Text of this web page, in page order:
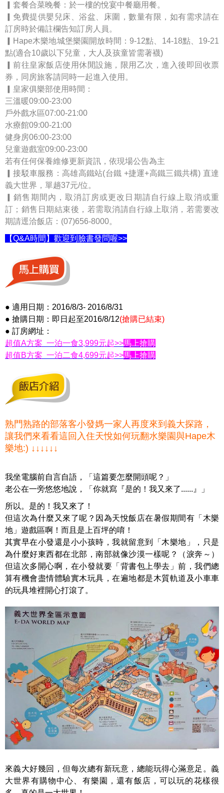
▎套餐合菜晚餐：於一樓的悅宴中餐廳用餐。
▎免費提供嬰兒床、浴盆、床圍，數量有限，如有需求請在
訂房時於備註欄告知訂房人員。
▎Hape木樂地城堡樂園開放時間：9-12點、14-18點、19-21
點(適合10歲以下兒童，大人及孩童皆需著襪)
▎前往皇家飯店使用休閒設施，限用乙次，進入後即回收票
券，同房旅客請同時一起進入使用。
▎皇家俱樂部使用時間：
三溫暖09:00-23:00
戶外戲水區07:00-21:00
水療館09:00-21:00
健身房06:00-23:00
兒童遊戲室09:00-23:00
若有任何保養維修更新資訊，依現場公告為主
▎接駁車服務：高雄高鐵站(台鐵 +捷運+高鐵三鐵共構) 直達
義大世界，單趟37元/位。
▎銷售期間內，取消訂房或更改日期請自行線上取消或重
訂；銷售日期結束後，若需取消請自行線上取消，若需要改
期請逕洽飯店：(07)656-8000。
【Q&A時間】歡迎到臉書發問喔>>
● 適用日期：2016/8/3- 2016/8/31
● 搶購日期：即日起至2016/8/12(搶購已結束)
● 訂房網址：
超值A方案 一泊一食3,999元起>>馬上搶購
超值B方案 一泊二食4,699元起>>馬上搶購
熟門熟路的部落客小發媽一家人再度來到義大探路，
讓我們來看看這回入住天悅如何玩翻水樂園與Hape木
樂地:) ↓↓↓↓↓↓
我坐電腦前自言自語，「這篇要怎麼開頭呢？」
老公在一旁悠悠地說，「你就寫『是的！我又來了......』」
所以。是的！我又來了！
但這次為什麼又來了呢？因為天悅飯店在暑假期間有「木樂
地」遊戲區啊！而且是上百坪的唷！
其實早在小發還是小小孩時，我就留意到「木樂地」，只是
為什麼好東西都在北部，南部就像沙漠一樣呢？（淚奔～）
但這次多開心啊，在小發就要「背書包上學去」前，我們總
算有機會盡情體驗實木玩具，在遍地都是木質軌道及小車車
的玩具堆裡開心打滾了。
來義大好幾回，但每次總有新玩意，總能玩得心滿意足。義
大世界有購物中心、有樂園，還有飯店，可以玩的花樣很